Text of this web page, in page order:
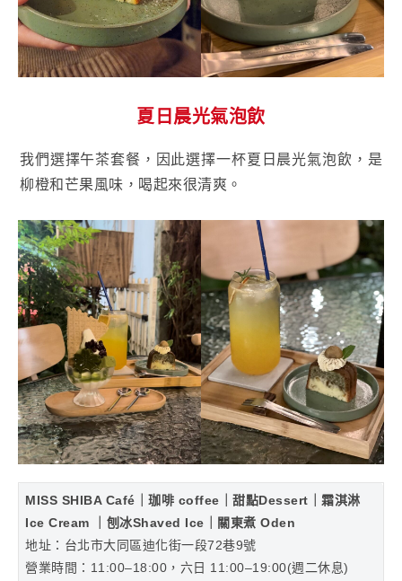
夏日晨光氣泡飲
我們選擇午茶套餐，因此選擇一杯夏日晨光氣泡飲，是
柳橙和芒果風味，喝起來很清爽。
MISS SHIBA Café｜珈啡 coffee｜甜點Dessert｜霜淇淋
Ice Cream ｜刨冰Shaved Ice｜關東煮 Oden
地址：台北市大同區迪化街一段72巷9號
營業時間：11:00–18:00，六日 11:00–19:00(週二休息)